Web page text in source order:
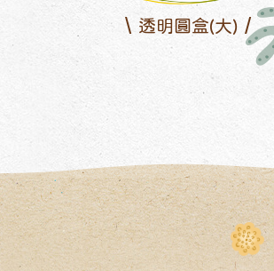
星夜8吋餅乾盒橫式袋